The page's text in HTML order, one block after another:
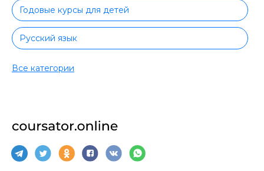
Годовые курсы для детей
Русский язык
Математика
Дошкольникам
Английский для дошкольников
Все категории